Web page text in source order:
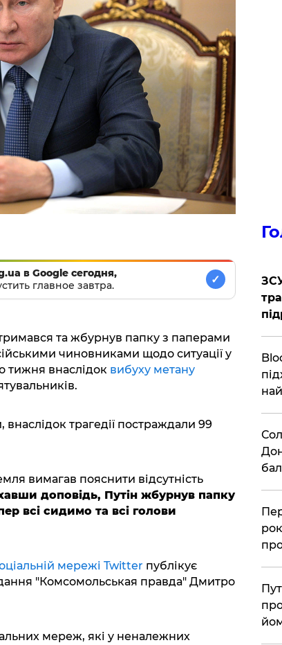
в Google сегодня,
главное завтра.
✓
та жбурнув папку з паперами
чиновниками щодо ситуації у
тижня внаслідоквибуху метану
трагедії постраждали 99
вимагав пояснити відсутність
доповідь, Путін жбурнув папку
всі сидимо та всі голови
мережі Twitter публікує
"Комсомольськая правда" Дмитро
мереж, які у неналежних